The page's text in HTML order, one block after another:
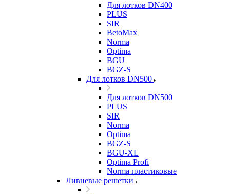
Для лотков DN400
PLUS
SIR
BetoMax
Norma
Optima
BGU
BGZ-S
Для лотков DN500
Для лотков DN500
PLUS
SIR
Norma
Optima
BGZ-S
BGU-XL
Optima Profi
Norma пластиковые
Ливневые решетки